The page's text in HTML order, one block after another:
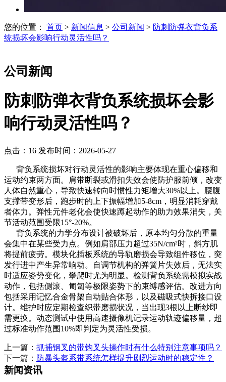
您的位置： 首页 > 新闻信息 > 公司新闻 > 防刺防弹衣背负系
统损坏会影响行动灵活性吗？
公司新闻
防刺防弹衣背负系统损坏会影
响行动灵活性吗？
点击：16 发布时间：2026-05-27
背负系统损坏对行动灵活性的影响主要体现在重心偏移和
运动约束两方面。肩带断裂或滑扣失效会使防护服前倾，改变
人体自然重心，导致快速转向时惯性力矩增大30%以上。腰腹
支撑带变形后，跑步时的上下振幅增加5-8cm，明显消耗穿戴
者体力。弹性元件老化会使快速蹲起动作的助力效果消失，关
节活动范围受限15°-20%。
背负系统的力学分布设计被破坏后，原本均匀分散的重量
会集中在某些受力点。例如肩部压力超过35N/cm²时，斜方肌
将提前疲劳。模块化插板系统的导轨磨损会导致组件移位，突
发行进中产生异常响动。自调节机构的弹簧片失效后，无法实
时适应姿势变化，攀爬时尤为明显。检测背负系统需模拟实战
动作，包括侧滚、匍匐等极限姿势下的束缚感评估。改进方向
包括采用记忆合金骨架自动贴合体形，以及磁吸式快拆接口设
计。维护时应定期检查织带磨损状况，当出现3根以上断纱即
需更换。动态测试中使用高速摄像机记录运动轨迹偏移量，超
过标准动作范围10%即判定为灵活性受损。
上一篇： 抓捕钢叉的带钩叉头操作时有什么特别注意事项吗？
下一篇： 防暴头盔系带系统怎样提升剧烈运动时的稳定性？
新闻资讯